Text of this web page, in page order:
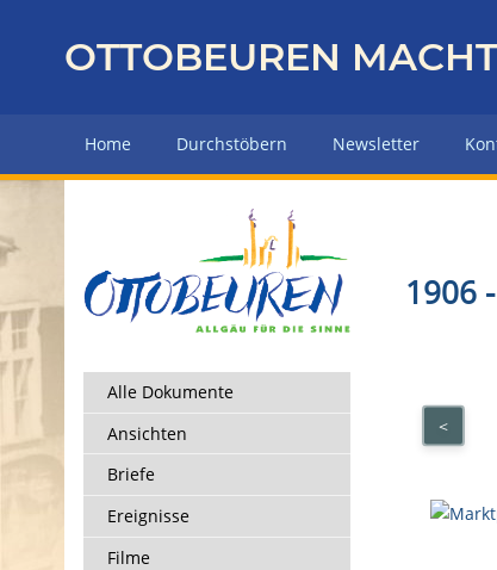
z
r
H
u
p
e
OTTOBEUREN
Home Durchstöbern Newsletter
Alle Dokumente
Ansichten
Briefe
Ereignisse
Filme
1906
<